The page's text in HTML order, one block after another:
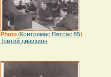
Photo (Контримас Пятрас 65)
Третий дивизион